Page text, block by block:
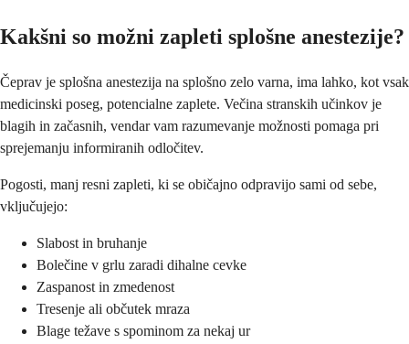
Kakšni so možni zapleti splošne anestezije?
Čeprav je splošna anestezija na splošno zelo varna, ima lahko, kot vsak
medicinski poseg, potencialne zaplete. Večina stranskih učinkov je
blagih in začasnih, vendar vam razumevanje možnosti pomaga pri
sprejemanju informiranih odločitev.
Pogosti, manj resni zapleti, ki se običajno odpravijo sami od sebe,
vključujejo:
Slabost in bruhanje
Bolečine v grlu zaradi dihalne cevke
Zaspanost in zmedenost
Tresenje ali občutek mraza
Blage težave s spominom za nekaj ur